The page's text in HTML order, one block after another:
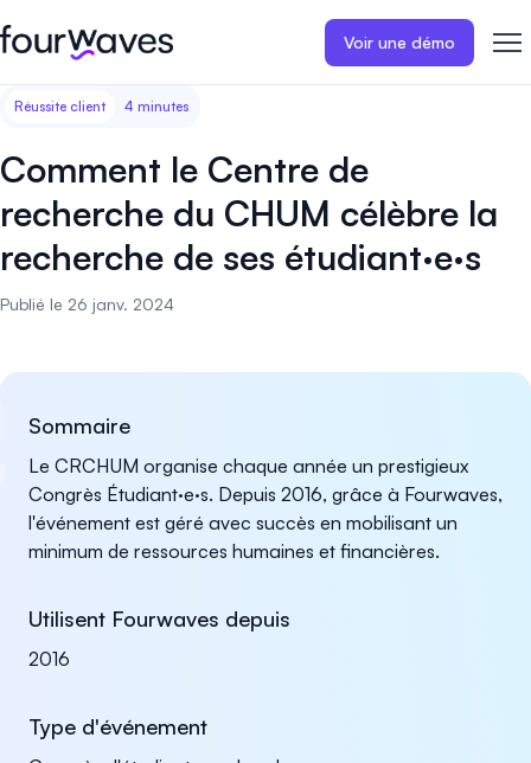
Voir une démo
Site web événementiel
d'événement moderne et
Gestion des résumés
soumissions de résumés.
Programme
facilement le programme de
Sessions
engageantes.
Blogue
Notre histoire
Carrières 🤝
Récits de clients
Témoignages ❤️
Réussite client 4 minutes
Comment le Centre de
recherche du CHUM célèbre la
recherche de ses étudiant·e·s
Publié le 26 janv. 2024
Sommaire
Le CRCHUM organise chaque année un prestigieux
Congrès Étudiant·e·s. Depuis 2016, grâce à Fourwaves,
l'événement est géré avec succès en mobilisant un
minimum de ressources humaines et financières.
Utilisent Fourwaves depuis
2016
Type d'événement